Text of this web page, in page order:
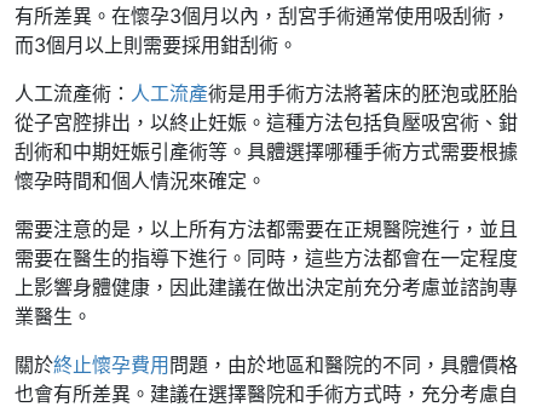
有所差異。在懷孕3個月以內，刮宮手術通常使用吸刮術，
而3個月以上則需要採用鉗刮術。
人工流產術： 人工流產術是用手術方法將著床的胚泡或胚胎
從子宮腔排出，以終止妊娠。這種方法包括負壓吸宮術、鉗
刮術和中期妊娠引產術等。具體選擇哪種手術方式需要根據
懷孕時間和個人情況來確定。
需要注意的是，以上所有方法都需要在正規醫院進行，並且
需要在醫生的指導下進行。同時，這些方法都會在一定程度
上影響身體健康，因此建議在做出決定前充分考慮並諮詢專
業醫生。
關於終止懷孕費用問題，由於地區和醫院的不同，具體價格
也會有所差異。建議在選擇醫院和手術方式時，充分考慮自